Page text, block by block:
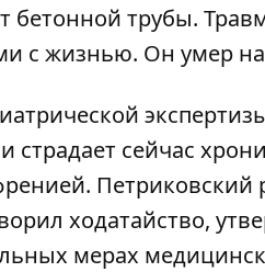
бетонной трубы.
с жизнью. Он умер на
страдает сейчас
Петриковский
ходатайство,
мерах